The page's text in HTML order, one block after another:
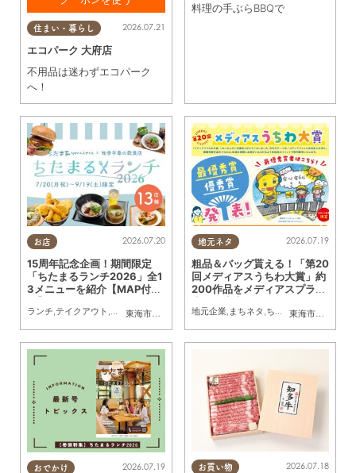
査定後に提示で買取額
20%アップ ※出張は除く※
他券との併用不可※貴金
属・金券・ブランドバッ
グ・ブランド時計・携帯
お使いください。
住まい・暮らし 2026.07.21
エコパーク 大府店
不用品は迷わずエコパーク
へ！
料理の手ぶらBBQで
お店
東海市
,大府市 知多市,東浦町 ,半田市,常滑市,武豊町
2026.07.20
15周年記念企画！期間限定
「ちたまるランチ2026」全1
3メニューを紹介【MAP付
ランチ,テイクアウト ,専門店,ちたまるスタイル掲載店, まとめ記事 家族,カップル
地元ネタ
東海市
,大府市
2026.07.19
粗品＆バッグ貰える！「第20
回メディアスうちわ大賞」約
200作品をメディアスプラザ
(木)～8/16(日)／ちたまる広
告
地元企業, まちネタ ,ちたまる広告
おでかけ 2026.07.19 お買い物 2026.07.18